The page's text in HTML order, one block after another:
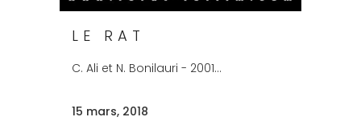
LE RAT
C. Ali et N. Bonilauri - 2001...
15 mars, 2018